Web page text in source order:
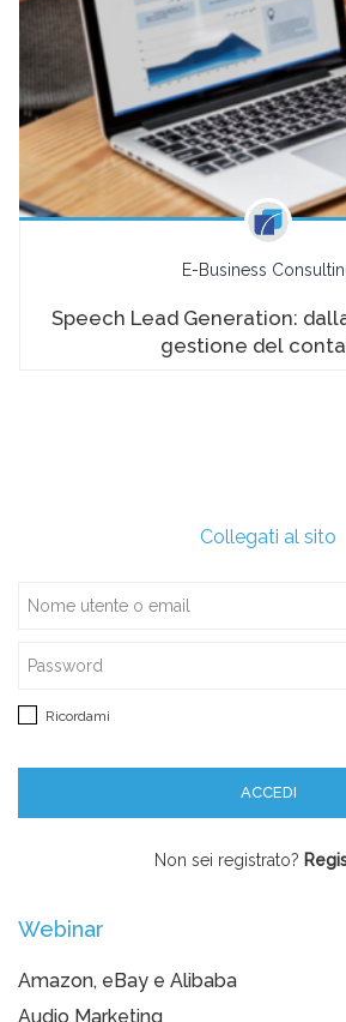
E-Business
Speech Lead Generation:
gestione del
Collegati al sito
Ricordami
Non sei registrato?
Webinar
Amazon, eBay e Alibaba
Audio Marketing